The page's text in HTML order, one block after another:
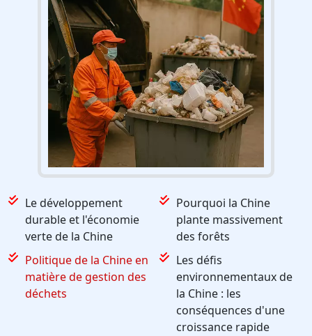
Le développement
durable et l'économie
verte de la Chine
Pourquoi la Chine
plante massivement
des forêts
Politique de la Chine en
matière de gestion des
déchets
Les défis
environnementaux de
la Chine : les
conséquences d'une
croissance rapide